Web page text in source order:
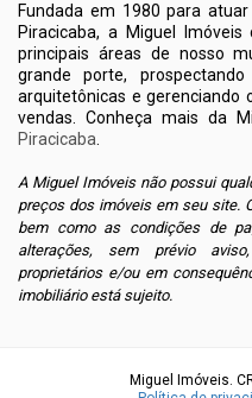
Fundada em 1980 para
Piracicaba, a Miguel
principais áreas de nosso
grande porte,
arquitetônicas e gerenciando
vendas. Conheça mais da
Piracicaba.
A Miguel Imóveis não possui
preços dos imóveis em seu site.
bem como as condições de
alterações, sem prévio
proprietários e/ou em
imobiliário está sujeito.
Miguel Imóveis.